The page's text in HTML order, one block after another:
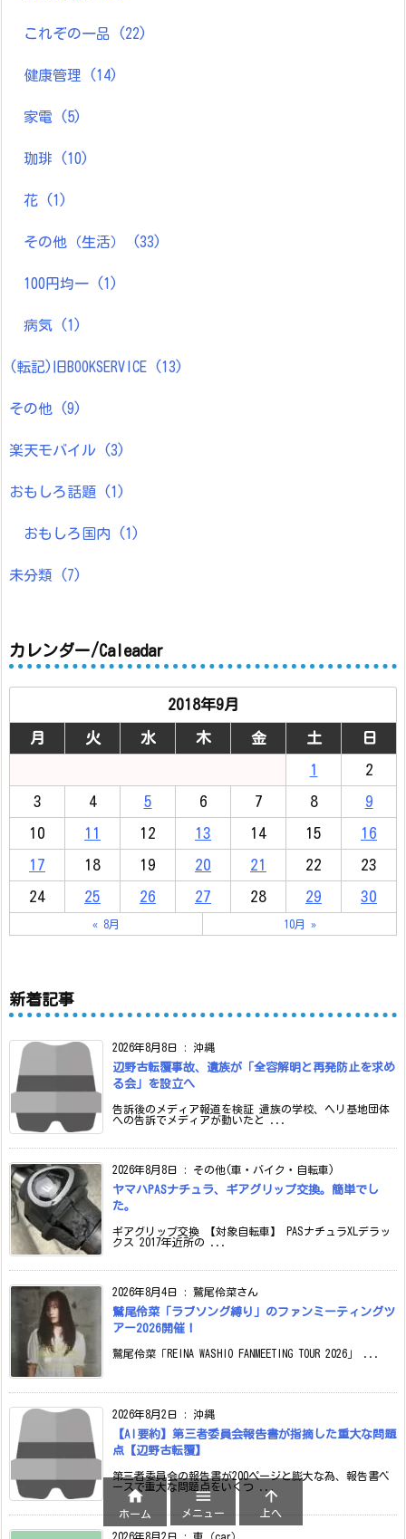
これぞの一品 (22)
健康管理 (14)
家電 (5)
珈琲 (10)
花 (1)
その他（生活） (33)
100円均一 (1)
病気 (1)
(転記)旧BOOKSERVICE (13)
その他 (9)
楽天モバイル (3)
おもしろ話題 (1)
おもしろ国内 (1)
未分類 (7)
カレンダー/Caleadar
2018年9月
月 火 水 木 金 土 日
1 2
3 4 5 6 7 8 9
10 11 12 13 14 15 16
17 18 19 20 21 22 23
24 25 26 27 28 29 30
« 8月 10月 »
新着記事
2026年8月8日 : 沖縄
辺野古転覆事故、遺族が「全容解明と再発防止を求め
る会」を設立へ
告訴後のメディア報道を検証 遺族の学校、ヘリ基地団体
への告訴でメディアが動いたと ...
2026年8月8日 : その他(車・バイク・自転車)
ヤマハPASナチュラ、ギアグリップ交換。簡単でし
た。
ギアグリップ交換 【対象自転車】 PASナチュラXLデラッ
クス 2017年近所の ...
2026年8月4日 : 鷲尾伶菜さん
鷲尾伶菜「ラブソング縛り」のファンミーティングツ
アー2026開催！
鷲尾伶菜「REINA WASHIO FANMEETING TOUR 2026」 ...
2026年8月2日 : 沖縄
【AI要約】第三者委員会報告書が指摘した重大な問題
点【辺野古転覆】
第三者委員会の報告書が200ページと膨大な為、報告書ベ
ースで重大な問題点をいくつ ...
2026年8月2日 : 車（car）

ホーム

メニュー

上へ